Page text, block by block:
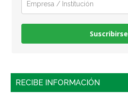
Suscribirse
RECIBE INFORMACIÓN